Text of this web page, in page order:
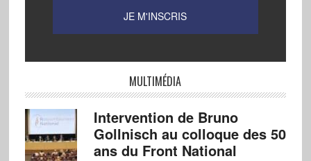
MULTIMÉDIA
Intervention de Bruno
Gollnisch au colloque des 50
ans du Front National